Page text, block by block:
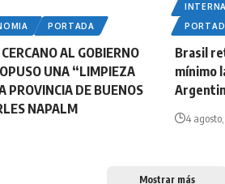
PORTADA
AL GOBIERNO
UNA “LIMPIEZA
PROVINCIA DE BUENOS
NAPALM
Brasil
mínimo
4
Mostrar más